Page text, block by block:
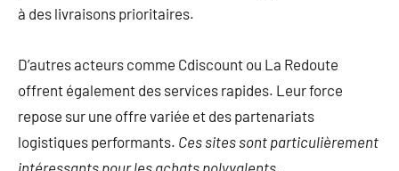
à des livraisons prioritaires.
D’autres acteurs comme Cdiscount ou La Redoute
offrent également des services rapides. Leur force
repose sur une offre variée et des partenariats
logistiques performants. Ces sites sont particulièrement